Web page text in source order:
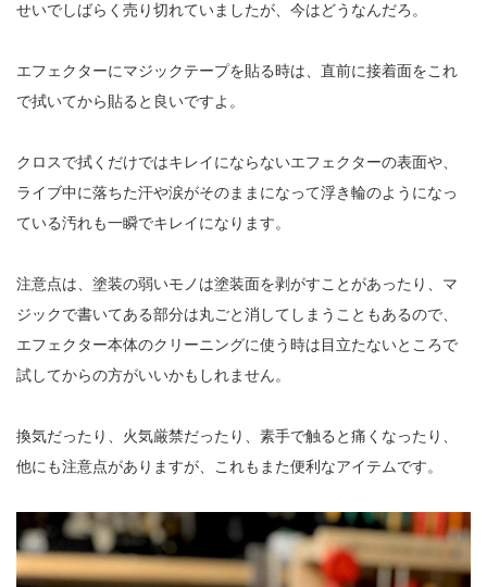
せいでしばらく売り切れていましたが、今はどうなんだろ。
エフェクターにマジックテープを貼る時は、直前に接着面をこれ
で拭いてから貼ると良いですよ。
クロスで拭くだけではキレイにならないエフェクターの表面や、
ライブ中に落ちた汗や涙がそのままになって浮き輪のようになっ
ている汚れも一瞬でキレイになります。
注意点は、塗装の弱いモノは塗装面を剥がすことがあったり、マ
ジックで書いてある部分は丸ごと消してしまうこともあるので、
エフェクター本体のクリーニングに使う時は目立たないところで
試してからの方がいいかもしれません。
換気だったり、火気厳禁だったり、素手で触ると痛くなったり、
他にも注意点がありますが、これもまた便利なアイテムです。